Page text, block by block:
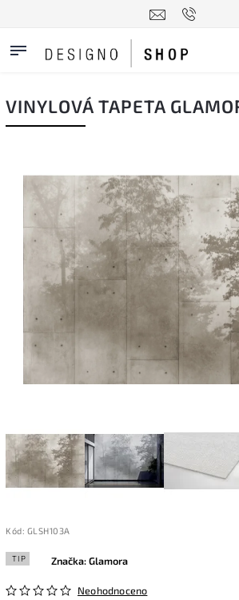
VINYLOVÁ TAPETA
Kód: GLSH103A
TIP
Neohodnoceno
Značka:Glamora